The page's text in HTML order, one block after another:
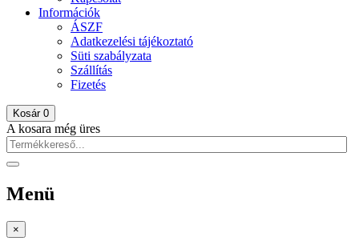
Információk
ÁSZF
Adatkezelési tájékoztató
Süti szabályzata
Szállítás
Fizetés
Kosár 0
A kosara még üres
Menü
×